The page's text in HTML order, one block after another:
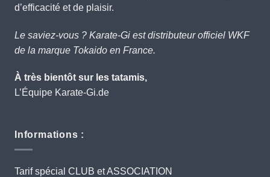
d’efficacité et de plaisir.
Le saviez-vous ? Karate-Gi est distributeur officiel WKF
de la marque Tokaido en France.
À très bientôt sur les tatamis,
L’Équipe Karate-Gi.de
Informations :
Tarif spécial CLUB et ASSOCIATION